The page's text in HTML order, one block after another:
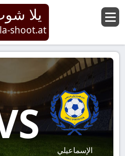
يلا
shoot.at
الإسماعيلي